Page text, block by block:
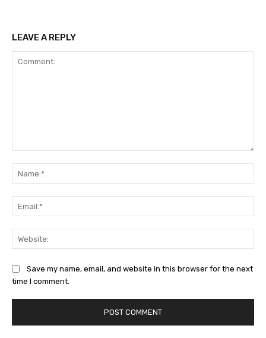
LEAVE A REPLY
Save my name, email, and website in this browser for the next
time I comment.